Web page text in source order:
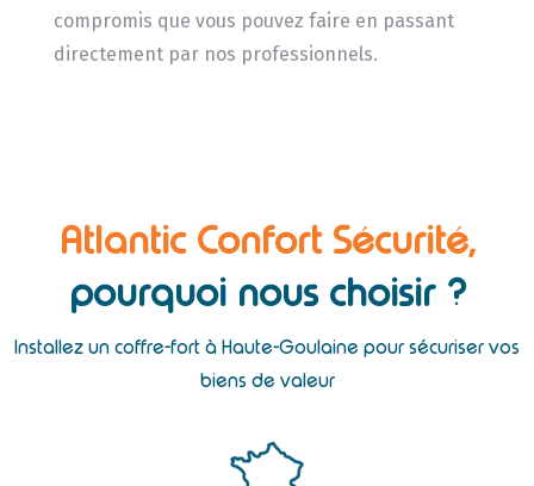
compromis que vous pouvez faire en passant
directement par nos professionnels.
Atlantic Confort Sécurité,
pourquoi nous choisir ?
Installez un coffre-fort à Haute-Goulaine pour sécuriser vos
biens de valeur